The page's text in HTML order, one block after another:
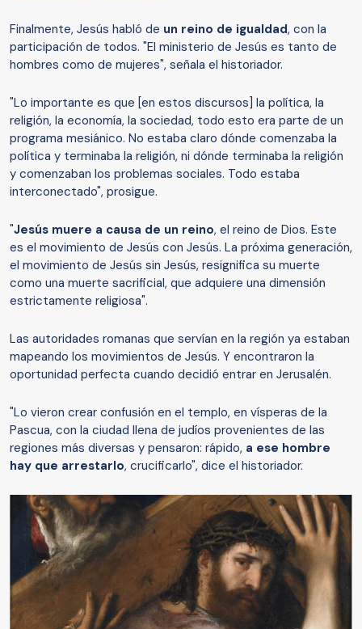
Finalmente, Jesús habló de un reino de igualdad, con la
participación de todos. "El ministerio de Jesús es tanto de
hombres como de mujeres", señala el historiador.
"Lo importante es que [en estos discursos] la política, la
religión, la economía, la sociedad, todo esto era parte de un
programa mesiánico. No estaba claro dónde comenzaba la
política y terminaba la religión, ni dónde terminaba la religión
y comenzaban los problemas sociales. Todo estaba
interconectado", prosigue.
"Jesús muere a causa de un reino, el reino de Dios. Este
es el movimiento de Jesús con Jesús. La próxima generación,
el movimiento de Jesús sin Jesús, resignifica su muerte
como una muerte sacrificial, que adquiere una dimensión
estrictamente religiosa".
Las autoridades romanas que servían en la región ya estaban
mapeando los movimientos de Jesús. Y encontraron la
oportunidad perfecta cuando decidió entrar en Jerusalén.
"Lo vieron crear confusión en el templo, en vísperas de la
Pascua, con la ciudad llena de judíos provenientes de las
regiones más diversas y pensaron: rápido, a ese hombre
hay que arrestarlo, crucificarlo", dice el historiador.